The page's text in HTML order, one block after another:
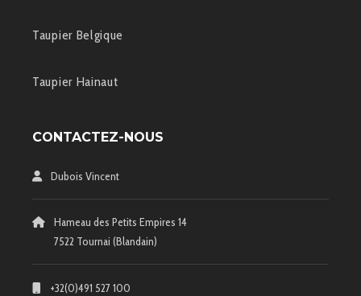
Taupier Belgique
Taupier Hainaut
CONTACTEZ-NOUS
Dubois Vincent
Hameau des Petits Empires 14
7522 Tournai (Blandain)
+32(0)491 527 100